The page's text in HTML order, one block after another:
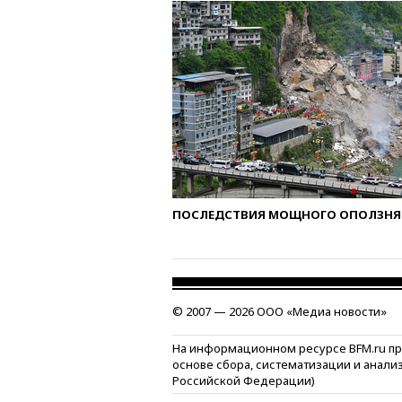
ПОСЛЕДСТВИЯ МОЩНОГО ОПОЛЗНЯ
© 2007 — 2026 ООО «Медиа новости»
На информационном ресурсе BFM.ru
основе сбора, систематизации и
Российской Федерации)